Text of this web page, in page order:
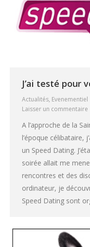
J’ai testé pour
Actualités, Evenementiel
Laisser un commentaire
A l’approche de la
l’époque célibataire,
un Speed Dating.
soirée allait me
rencontres et des
ordinateur, je
Speed Dating sont